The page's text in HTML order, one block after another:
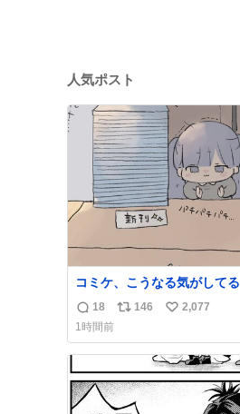
人気ポスト
コミケ、こうなる気がしてる
返
信
数
18
リ
ス
ト
数
146
い
ね
数
2,077
1時間前